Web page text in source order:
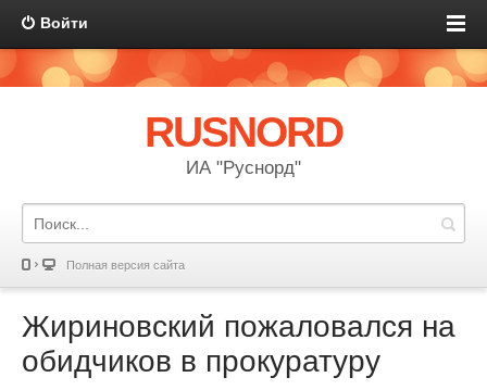
Войти
RUSNORD
ИА "Руснорд"
Полная версия сайта
Жириновский пожаловался на
обидчиков в прокуратуру